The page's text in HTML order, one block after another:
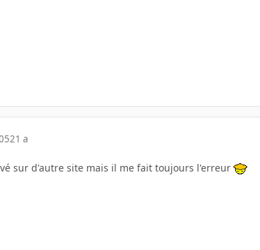
21 a
sur d'autre site mais il me fait toujours l'erreur